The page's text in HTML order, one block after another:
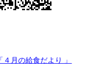
「４月の給食だより 」